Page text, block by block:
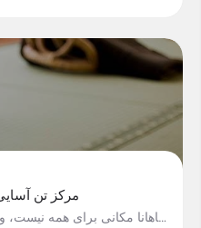
مرکز تن
اسپاهانا مکانی برای همه نیست، ولی برای طرفدارانش همه جاست